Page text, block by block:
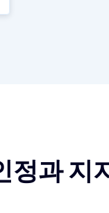
정과 지